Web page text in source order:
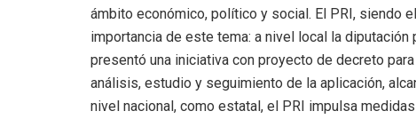
ámbito económico, político y social. El PRI, siendo
importancia de este tema: a nivel local la
presentó una iniciativa con proyecto de decreto
análisis, estudio y seguimiento de la aplicación,
nivel nacional, como estatal, el PRI impulsa